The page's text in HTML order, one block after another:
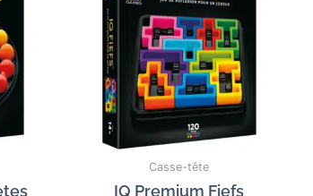
Casse-tête
IQ Premium Fiefs